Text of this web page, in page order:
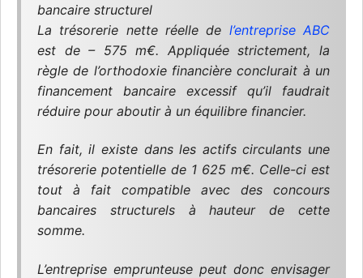
bancaire structurel
La trésorerie nette réelle de l’entreprise ABC
est de – 575 m€. Appliquée strictement, la
règle de l’orthodoxie financière conclurait à un
financement bancaire excessif qu’il faudrait
réduire pour aboutir à un équilibre financier.
En fait, il existe dans les actifs circulants une
trésorerie potentielle de 1 625 m€. Celle-ci est
tout à fait compatible avec des concours
bancaires structurels à hauteur de cette
somme.
L’entreprise emprunteuse peut donc envisager